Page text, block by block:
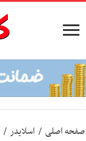
صفحه اصلی / اسلایدر /